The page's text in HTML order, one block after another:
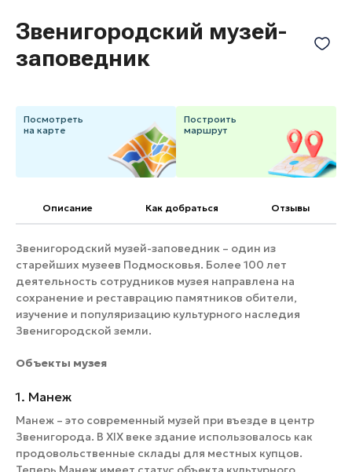
Горнолыжные клубы
Спецпроекты
Инвестиционный портал
Пикник в Подмосковье
Золотое кольцо России
Войти
Инвесторам
Особо охраняемые
природные территории
Звенигородский музей-
заповедник
Посмотреть
на карте
Построить
маршрут
Описание Как добраться Отзывы
Звенигородский музей-заповедник – один из
старейших музеев Подмосковья. Более 100 лет
деятельность сотрудников музея направлена на
сохранение и реставрацию памятников обители,
изучение и популяризацию культурного наследия
Звенигородской земли.
Объекты музея
1. Манеж
Манеж – это современный музей при въезде в центр
Звенигорода. В XIX веке здание использовалось как
продовольственные склады для местных купцов.